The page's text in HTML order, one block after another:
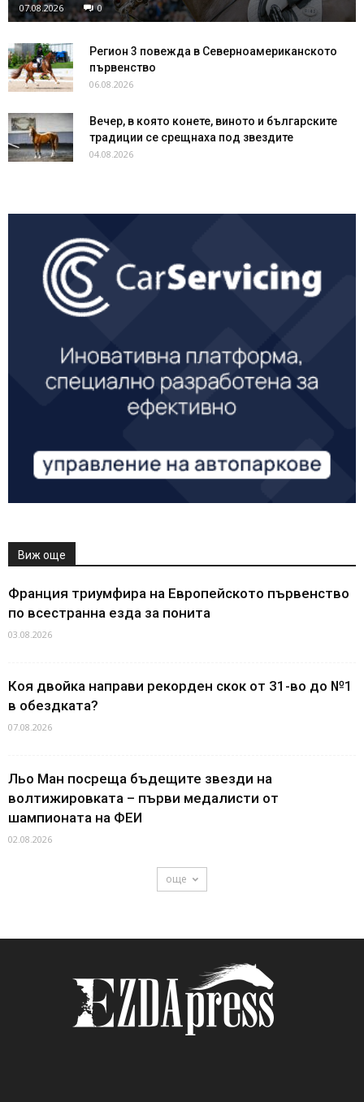
07.08.2026 0
Регион 3 повежда в Северноамериканското
първенство
06.08.2026
Вечер, в която конете, виното и българските
традиции се срещнаха под звездите
04.08.2026
Виж още
Франция триумфира на Европейското първенство
по всестранна езда за понита
03.08.2026
Коя двойка направи рекорден скок от 31-во до №1
в обездката?
07.08.2026
Льо Ман посреща бъдещите звезди на
волтижировката – първи медалисти от
шампионата на ФЕИ
02.08.2026
още